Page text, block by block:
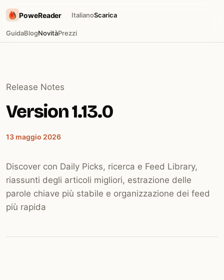
PoweReader
GuidaBlogNovitàPrezzi
ItalianoScarica
Release Notes
Version 1.13.0
13 maggio 2026
Discover con Daily Picks, ricerca e Feed Library,
riassunti degli articoli migliori, estrazione delle
parole chiave più stabile e organizzazione dei feed
più rapida